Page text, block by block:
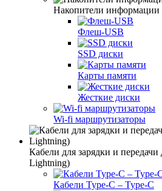
Накопители информации
Флеш-USB
SSD диски
Карты памяти
Жесткие диски
Wi-fi маршрутизаторы
Кабели для зарядки и
Lightning)
Кабели Type-C – Type-C